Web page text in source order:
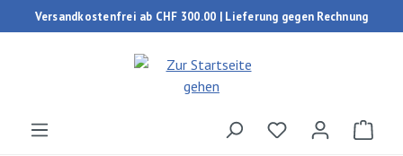
Zum Hauptinhalt springen
Versandkostenfrei ab CHF 300.00 | Lieferung gegen Rechnung
Du hast 0